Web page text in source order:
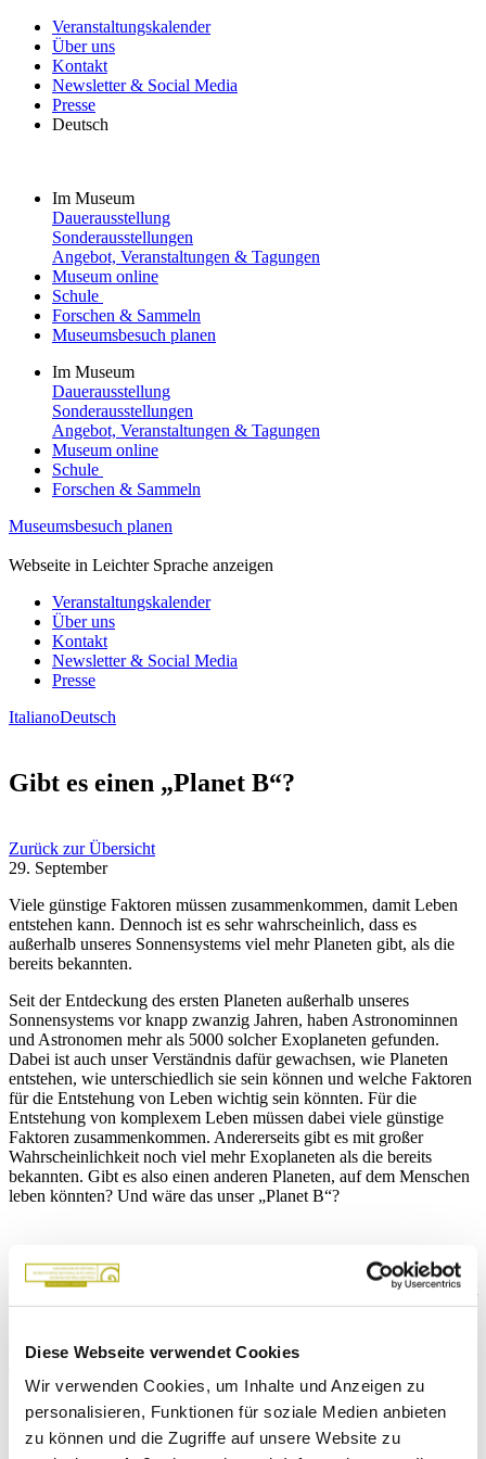
Diese Webseite verwendet Cookies
Wir verwenden Cookies, um Inhalte und Anzeigen zu
personalisieren, Funktionen für soziale Medien anbieten
zu können und die Zugriffe auf unsere Website zu
Veranstaltungskalender
Über uns
Kontakt
Newsletter & Social Media
Presse
Deutsch
Im Museum
Dauerausstellung
Sonderausstellungen
Angebot, Veranstaltungen & Tagungen
Museum online
Schule
Forschen & Sammeln
Museumsbesuch planen
Im Museum
Dauerausstellung
Sonderausstellungen
Angebot, Veranstaltungen & Tagungen
Museum online
Schule
Forschen & Sammeln
Museumsbesuch planen
Webseite in Leichter Sprache anzeigen
Veranstaltungskalender
Über uns
Kontakt
Newsletter & Social Media
Presse
ItalianoDeutsch
Gibt es einen „Planet B“?
Zurück zur Übersicht
29. September
Viele günstige Faktoren müssen zusammenkommen, damit Leben
entstehen kann. Dennoch ist es sehr wahrscheinlich, dass es
außerhalb unseres Sonnensystems viel mehr Planeten gibt, als die
bereits bekannten.
Seit der Entdeckung des ersten Planeten außerhalb unseres
Sonnensystems vor knapp zwanzig Jahren, haben Astronominnen
und Astronomen mehr als 5000 solcher Exoplaneten gefunden.
Dabei ist auch unser Verständnis dafür gewachsen, wie Planeten
entstehen, wie unterschiedlich sie sein können und welche Faktoren
für die Entstehung von Leben wichtig sein könnten. Für die
Entstehung von komplexem Leben müssen dabei viele günstige
Faktoren zusammenkommen. Andererseits gibt es mit großer
Wahrscheinlichkeit noch viel mehr Exoplaneten als die bereits
bekannten. Gibt es also einen anderen Planeten, auf dem Menschen
leben könnten? Und wäre das unser „Planet B“?
Darüber spricht Leonard Burtscher am kommenden Donnerstag, 29.
September um 18 Uhr im Naturmuseum Südtirol beim Vortrag „Gibt
es einen „Planet B“?. Leonard Burtscher ist Astrophysiker, seit 2017
(Niederlande), Mitgründer von „Astronomers for Planet Earth“
Energiepolitik im Verein Umweltinstitut München.